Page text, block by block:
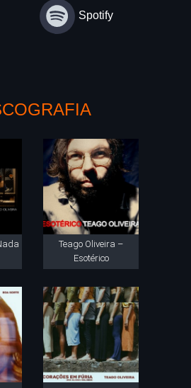
Spotify
Teago Oliveira –
Esotérico